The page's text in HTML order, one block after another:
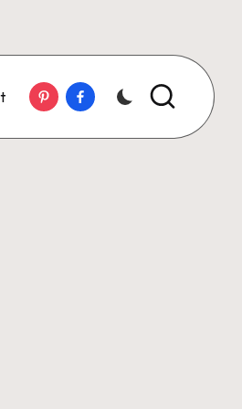
PinterestFacebook